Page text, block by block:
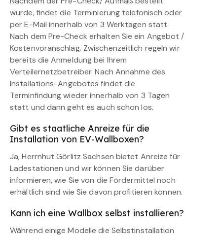
wurde, findet die Terminierung telefonisch oder
per E-Mail innerhalb von 3 Werktagen statt.
Nach dem Pre-Check erhalten Sie ein Angebot /
Kostenvoranschlag. Zwischenzeitlich regeln wir
bereits die Anmeldung bei Ihrem
Verteilernetzbetreiber. Nach Annahme des
Installations-Angebotes findet die
Terminfindung wieder innerhalb von 3 Tagen
statt und dann geht es auch schon los.
Gibt es staatliche Anreize für die
Installation von EV-Wallboxen?
Ja, Herrnhut Görlitz Sachsen bietet Anreize für
Ladestationen und wir können Sie darüber
informieren, wie Sie von die Fördermittel noch
erhältlich sind wie Sie davon profitieren können.
Kann ich eine Wallbox selbst installieren?
Während einige Modelle die Selbstinstallation